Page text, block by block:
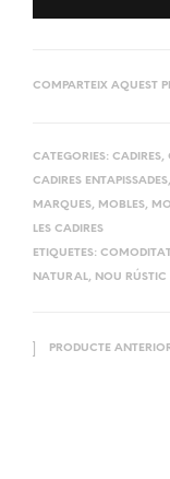
COMPARTEIX AQUEST
CATEGORIES: CADIRES,
CADIRES ENTAPISSADES,
MARQUES, MOBLES,
LES CADIRES
ETIQUETES: COMODITAT
NATURAL, NOU RÚSTIC
PRODUCTE